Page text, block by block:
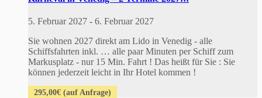
5. Februar 2027 - 6. Februar 2027
Sie wohnen 2027 direkt am Lido in Venedig - alle
Schiffsfahrten inkl. … alle paar Minuten per Schiff zum
Markusplatz - nur 15 Min. Fahrt ! Das heißt für Sie : Sie
können jederzeit leicht in Ihr Hotel kommen !
295,00€ (auf Anfrage)